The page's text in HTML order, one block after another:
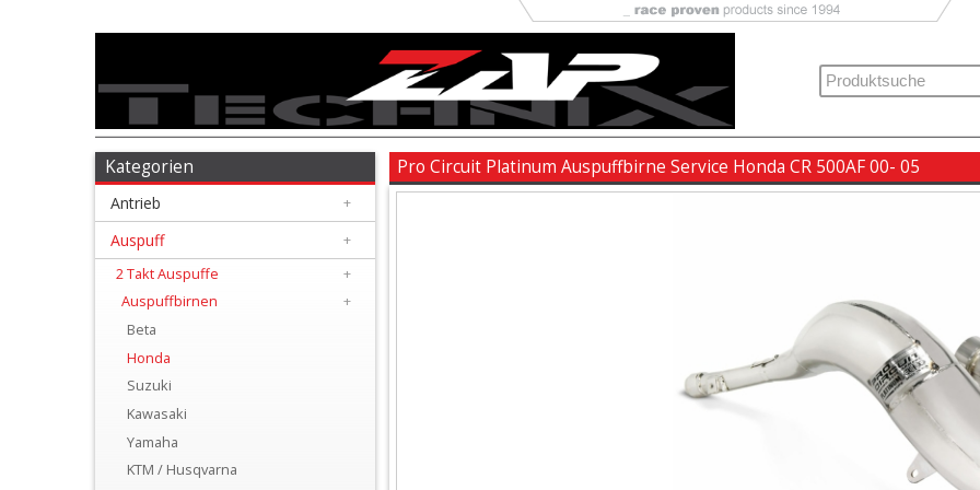
Antrieb
Auspuff
Auspuffe
Auspuffbirnen
Kategorien
Antrieb +
Auspuff
+
2 Takt Auspuffe
+
Auspuffbirnen
+
Beta
Honda
Suzuki
Kawasaki
Yamaha
KTM / Husqvarna
Pro Circuit Platinum Auspuffbirne Service Honda CR 500AF 00- 05